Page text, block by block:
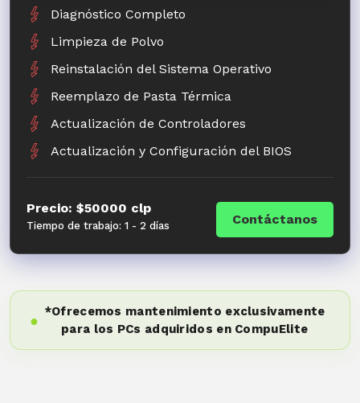
Diagnóstico Completo
Limpieza de Polvo
Reinstalación del Sistema Operativo
Reemplazo de Pasta Térmica
Actualización de Controladores
Actualización y Configuración del BIOS
Precio: $50000 clp
Tiempo de trabajo: 1 - 2 días Contáctanos
●
*Ofrecemos mantenimiento exclusivamente
para los PCs adquiridos en CompuElite